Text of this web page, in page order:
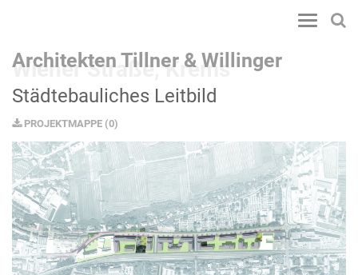
Toggle
Architekten Tillner & Willinger
Wiener Straße, Krems
Städtebauliches Leitbild
PROJEKTMAPPE (0)